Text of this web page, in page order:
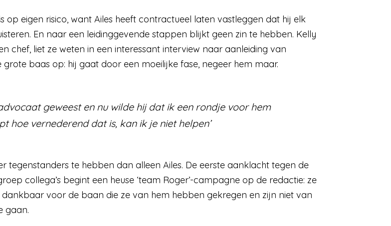
op eigen risico, want Ailes heeft contractueel laten vastleggen dat hij elk
En naar een leidinggevende stappen blijkt geen zin te hebben. Kelly
chef, liet ze weten in een interessant interview naar aanleiding van
baas op: hij gaat door een moeilijke fase, negeer hem maar.
geweest en nu wilde hij dat ik een rondje voor hem
hoe vernederend dat is, kan ik je niet helpen’
tegenstanders te hebben dan alleen Ailes. De eerste aanklacht tegen de
collega’s begint een heuse ‘team Roger’-campagne op de redactie: ze
voor de baan die ze van hem hebben gekregen en zijn niet van
gaan.